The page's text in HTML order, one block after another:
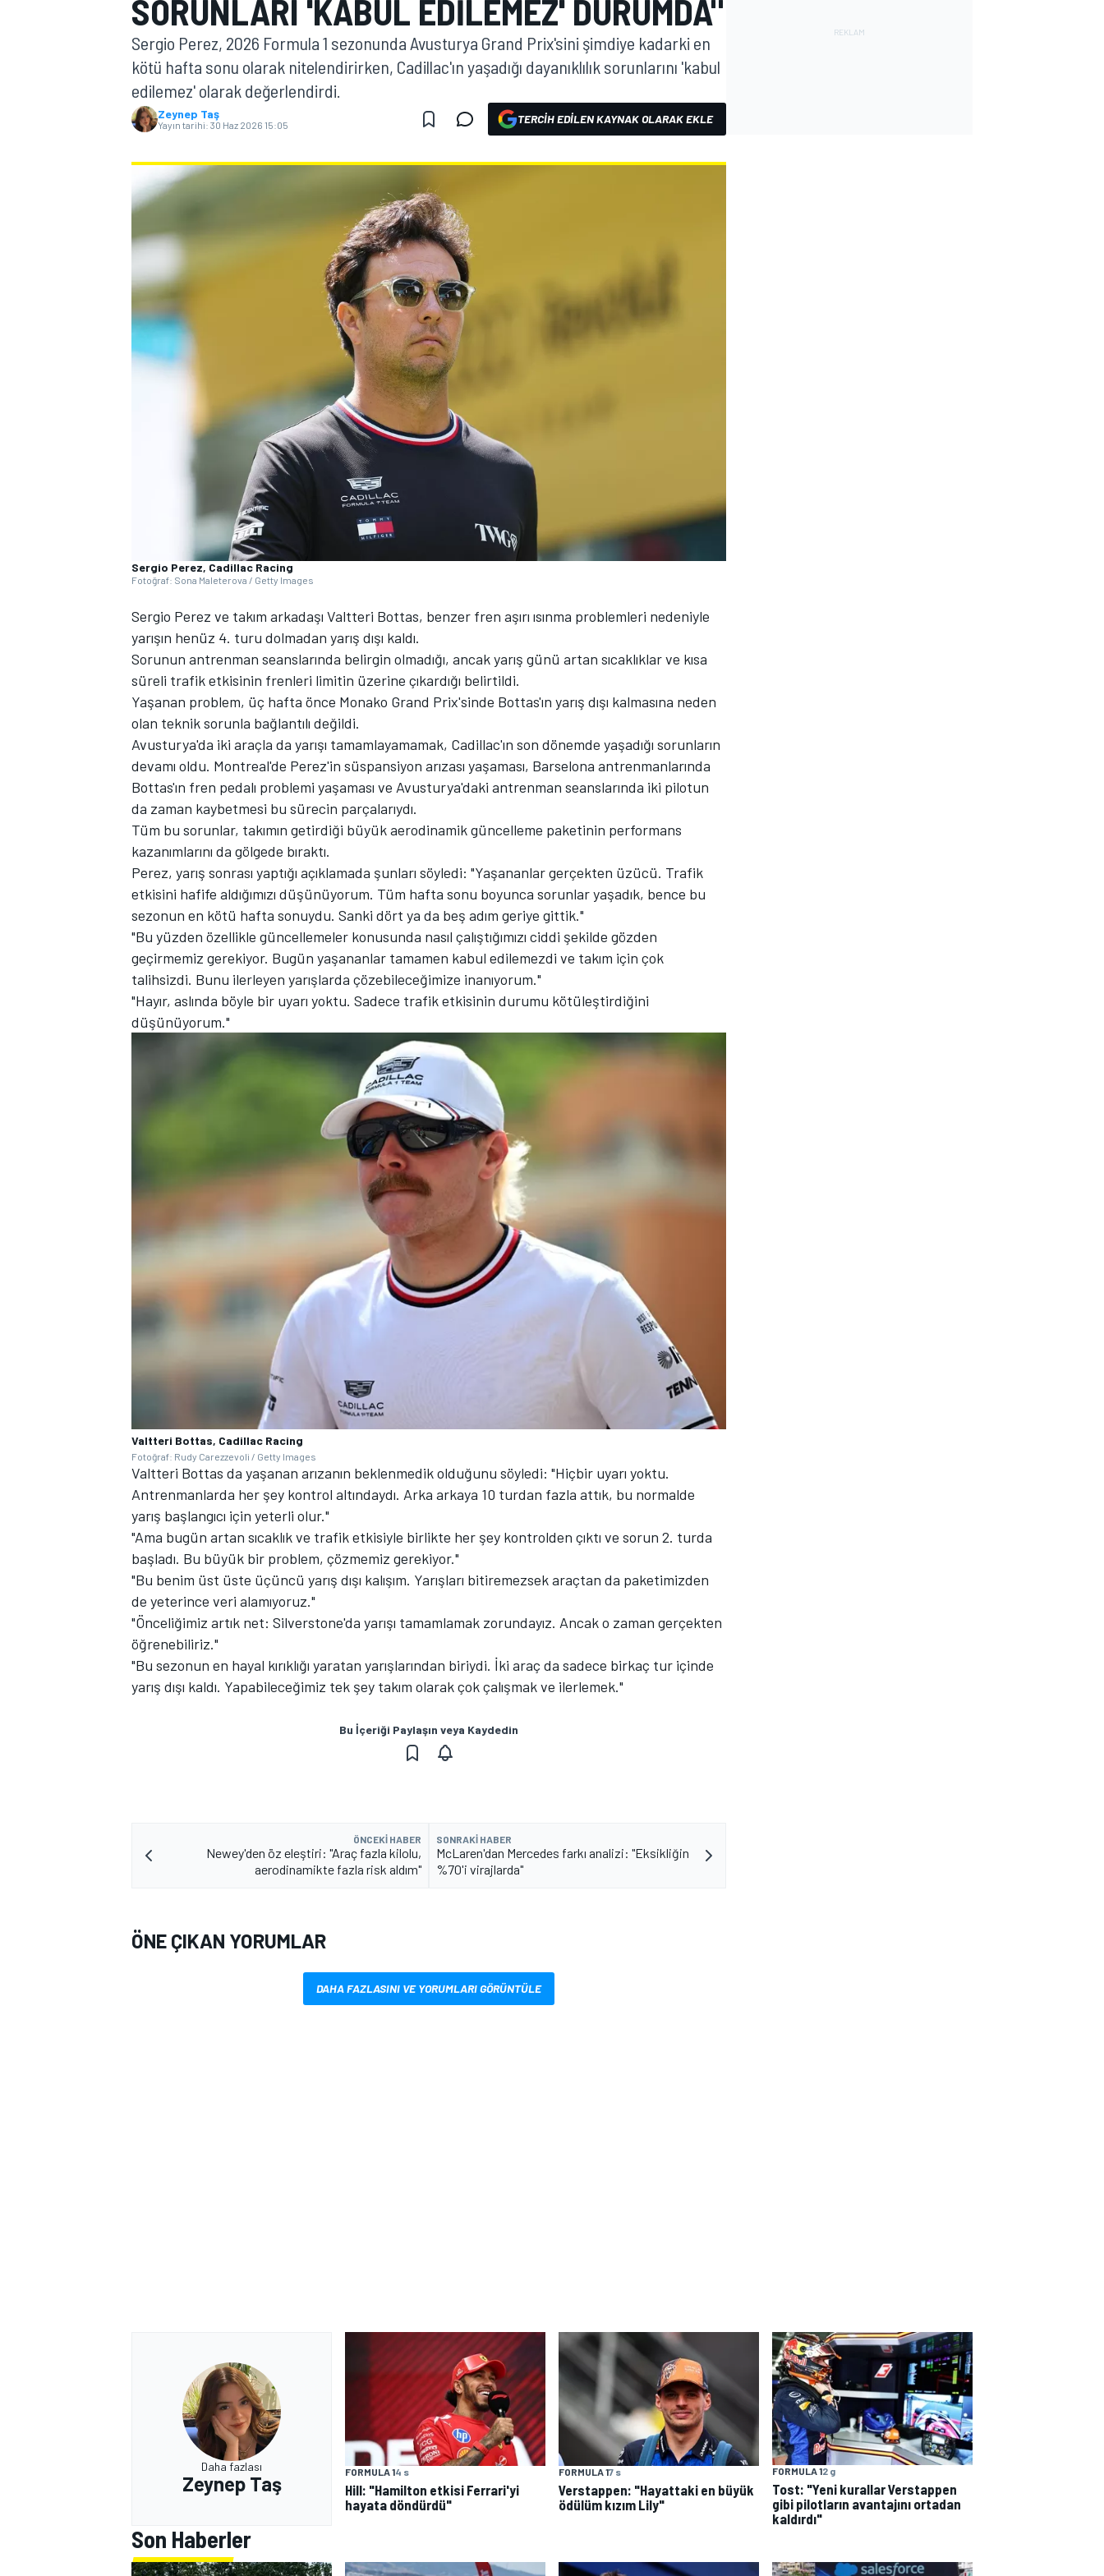
MOTOGP
WORLD SUPERBIKE
TÜRK SPORCULAR
MOTOSİKLET
SORUNLARI 'KABUL EDILEMEZ' DURUMDA"
Sergio Perez, 2026 Formula 1 sezonunda Avusturya Grand Prix'sini şimdiye kadarki en
kötü hafta sonu olarak nitelendirirken, Cadillac'ın yaşadığı dayanıklılık sorunlarını 'kabul
edilemez' olarak değerlendirdi.
Zeynep Taş
Yayın tarihi: 30 Haz 2026 15:05 TERCIH EDILEN KAYNAK OLARAK EKLE
Sergio Perez, Cadillac Racing
Fotoğraf: Sona Maleterova / Getty Images
Sergio Perez ve takım arkadaşı Valtteri Bottas, benzer fren aşırı ısınma problemleri nedeniyle
yarışın henüz 4. turu dolmadan yarış dışı kaldı.
Sorunun antrenman seanslarında belirgin olmadığı, ancak yarış günü artan sıcaklıklar ve kısa
süreli trafik etkisinin frenleri limitin üzerine çıkardığı belirtildi.
Yaşanan problem, üç hafta önce Monako Grand Prix'sinde Bottas'ın yarış dışı kalmasına neden
olan teknik sorunla bağlantılı değildi.
Avusturya'da iki araçla da yarışı tamamlayamamak, Cadillac'ın son dönemde yaşadığı sorunların
devamı oldu. Montreal'de Perez'in süspansiyon arızası yaşaması, Barselona antrenmanlarında
Bottas'ın fren pedalı problemi yaşaması ve Avusturya'daki antrenman seanslarında iki pilotun
da zaman kaybetmesi bu sürecin parçalarıydı.
Tüm bu sorunlar, takımın getirdiği büyük aerodinamik güncelleme paketinin performans
kazanımlarını da gölgede bıraktı.
Perez, yarış sonrası yaptığı açıklamada şunları söyledi: "Yaşananlar gerçekten üzücü. Trafik
etkisini hafife aldığımızı düşünüyorum. Tüm hafta sonu boyunca sorunlar yaşadık, bence bu
sezonun en kötü hafta sonuydu. Sanki dört ya da beş adım geriye gittik."
"Bu yüzden özellikle güncellemeler konusunda nasıl çalıştığımızı ciddi şekilde gözden
geçirmemiz gerekiyor. Bugün yaşananlar tamamen kabul edilemezdi ve takım için çok
talihsizdi. Bunu ilerleyen yarışlarda çözebileceğimize inanıyorum."
"Hayır, aslında böyle bir uyarı yoktu. Sadece trafik etkisinin durumu kötüleştirdiğini
düşünüyorum."
Valtteri Bottas, Cadillac Racing
Fotoğraf: Rudy Carezzevoli / Getty Images
Valtteri Bottas da yaşanan arızanın beklenmedik olduğunu söyledi: "Hiçbir uyarı yoktu.
Antrenmanlarda her şey kontrol altındaydı. Arka arkaya 10 turdan fazla attık, bu normalde
yarış başlangıcı için yeterli olur."
"Ama bugün artan sıcaklık ve trafik etkisiyle birlikte her şey kontrolden çıktı ve sorun 2. turda
başladı. Bu büyük bir problem, çözmemiz gerekiyor."
"Bu benim üst üste üçüncü yarış dışı kalışım. Yarışları bitiremezsek araçtan da paketimizden
de yeterince veri alamıyoruz."
"Önceliğimiz artık net: Silverstone'da yarışı tamamlamak zorundayız. Ancak o zaman gerçekten
öğrenebiliriz."
"Bu sezonun en hayal kırıklığı yaratan yarışlarından biriydi. İki araç da sadece birkaç tur içinde
yarış dışı kaldı. Yapabileceğimiz tek şey takım olarak çok çalışmak ve ilerlemek."
Bu İçeriği Paylaşın veya Kaydedin
ÖNCEKI HABER
Newey'den öz eleştiri: "Araç fazla kilolu,
aerodinamikte fazla risk aldım"
SONRAKI HABER
McLaren'dan Mercedes farkı analizi: "Eksikliğin
%70'i virajlarda"
ÖNE ÇIKAN YORUMLAR
DAHA FAZLASINI VE YORUMLARI GÖRÜNTÜLE
Daha fazlası
Zeynep Taş
FORMULA 14 s
Hill: "Hamilton etkisi Ferrari'yi
hayata döndürdü"
FORMULA 17 s
Verstappen: "Hayattaki en büyük
ödülüm kızım Lily"
FORMULA 12 g
Tost: "Yeni kurallar Verstappen
gibi pilotların avantajını ortadan
kaldırdı"
Son Haberler